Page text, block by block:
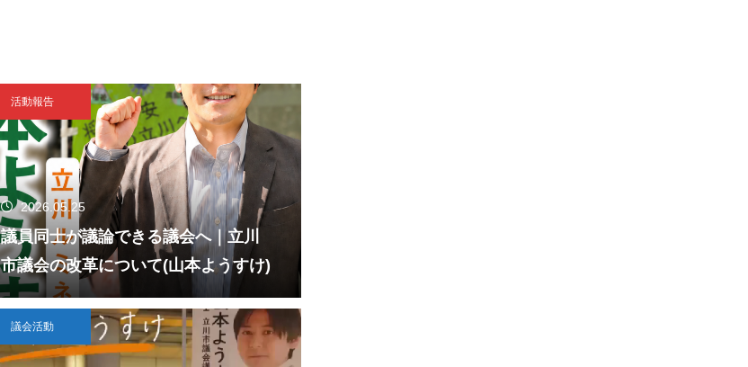
活動報告
2026.05.25
議員同士が議論できる議会へ｜立川
市議会の改革について(山本ようすけ)
議会活動